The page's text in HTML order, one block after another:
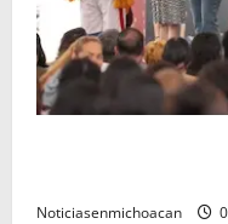
Noticiasenmichoacan